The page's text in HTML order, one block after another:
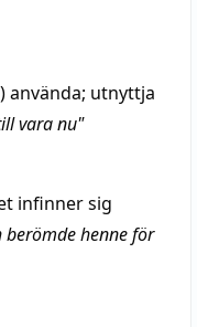
använda; utnyttja
vara nu"
infinner sig
berömde henne för